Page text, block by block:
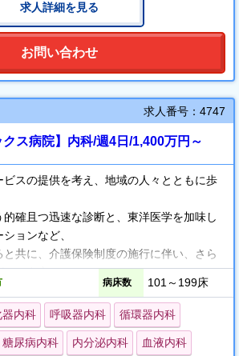
るようにしています。
ート体制も充実しています！
が診察内容の入力やオーダー出力を行
って診察できる環境を整えております。
ッフのサポートも、さらなる拡充を目指し
求人詳細を見る
お問い合わせ
求人番号：4747
クス病院】内科/週4日/1,400万円～
ビスの提供を考え、地域の人々とともに歩
確且つ迅速な診断と、東洋医学を加味し
ョンなど、
共に、介護保険制度の施行に伴い、さら
スと在宅
努力しています。
安心して利用していただけるように、努め
病床数 101～199床
内科 呼吸器内科 循環器内科
糖尿病内科 内分泌内科 血液内科